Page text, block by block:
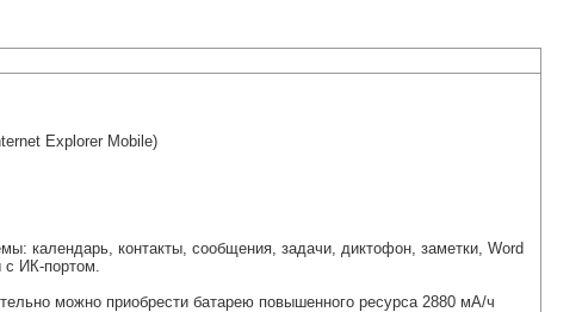
Explorer Mobile)
календарь, контакты, сообщения, задачи, диктофон, заметки, Word
с ИК-портом.
можно приобрести батарею повышенного ресурса 2880 мА/ч